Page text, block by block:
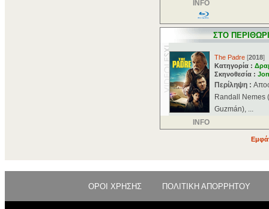
INFO
ΣΤΟ
The Padre [2018]
Κατηγορία :
Σκηνοθεσία :
Περίληψη :
Randall Nemes
Guzmán), ...
INFO
ΟΡΟΙ ΧΡΗΣΗΣ ΠΟΛΙΤΙΚΗ ΑΠΟΡΡΗΤΟΥ